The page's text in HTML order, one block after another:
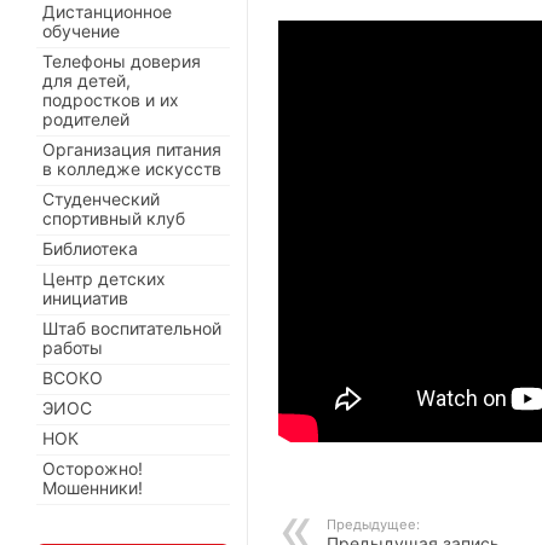
Предыдущее:
Дистанционное
обучение
Телефоны доверия
для детей,
подростков и их
родителей
Организация питания
в колледже искусств
Студенческий
спортивный клуб
Библиотека
Центр детских
инициатив
Штаб воспитательной
работы
ВСОКО
ЭИОС
НОК
Осторожно!
Мошенники!